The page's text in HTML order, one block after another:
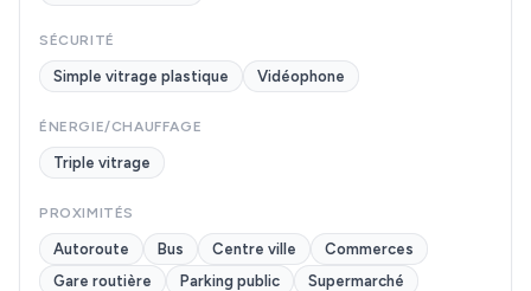
SÉCURITÉ
Simple vitrage plastique Vidéophone
ÉNERGIE/CHAUFFAGE
Triple vitrage
PROXIMITÉS
Autoroute Bus Centre ville
Commerces
Gare routière
Parking public Supermarché